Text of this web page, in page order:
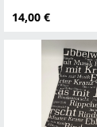
14,00 €